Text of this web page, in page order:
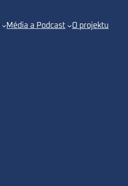
Média a Podcast O projektu